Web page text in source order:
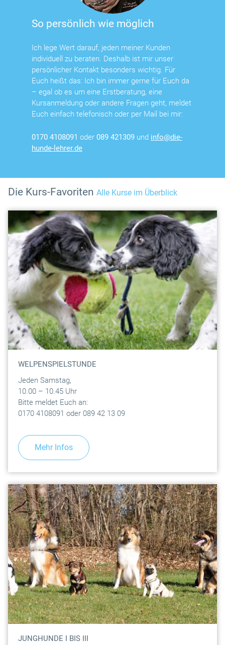
So persönlich wie möglich
Ich lege Wert darauf, jeden meiner Kunden
individuell zu beraten. Deshalb ist mir unser
persönlicher Kontakt besonders wichtig. Für
Euch heißt das: Ich bin immer gerne für Euch da
– egal ob es um eine Erstberatung, eine
Kursanmeldung oder andere Fragen geht, meldet
Euch einfach telefonisch oder per Mail bei mir:
0170 4108091 oder 089 421309 und info@die-
hunde-lehrer.de
Die Kurs-Favoriten Alle Kurse im Überblick
WELPENSPIELSTUNDE
Jeden Samstag,
10.00 – 10.45 Uhr
Bitte meldet Euch an:
0170 4108091 oder 089 42 13 09
Mehr Infos
JUNGHUNDE I BIS III